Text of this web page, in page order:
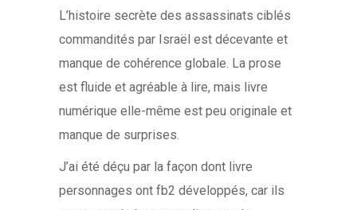
L’histoire secrète des assassinats ciblés
commandités par Israël est décevante et
manque de cohérence globale. La prose
est fluide et agréable à lire, mais livre
numérique elle-même est peu originale et
manque de surprises.
J’ai été déçu par la façon dont livre
personnages ont fb2 développés, car ils